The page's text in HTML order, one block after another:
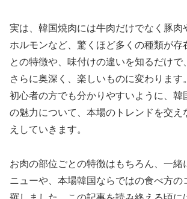
実は、韓国焼肉には牛肉だけでなく豚肉
ホルモンなど、驚くほど多くの種類が存
との特徴や、味付けの違いを知るだけで
さらに奥深く、楽しいものに変わります
初心者の方でも分かりやすいように、韓
の魅力について、本場のトレンドを交え
えしていきます。
お肉の部位ごとの特徴はもちろん、一緒
ニューや、本場韓国ならではの食べ方の